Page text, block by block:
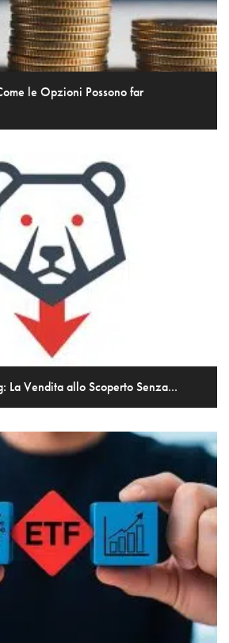
le Opzioni Possono far
La Vendita allo Scoperto Senza...